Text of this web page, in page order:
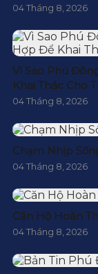
04 Tháng 8, 2026
Vì Sao Phú
Khai Thác Cho
04 Tháng 8, 2026
Chạm Nhịp
04 Tháng 8, 2026
Căn Hộ Hoàn
04 Tháng 8, 2026